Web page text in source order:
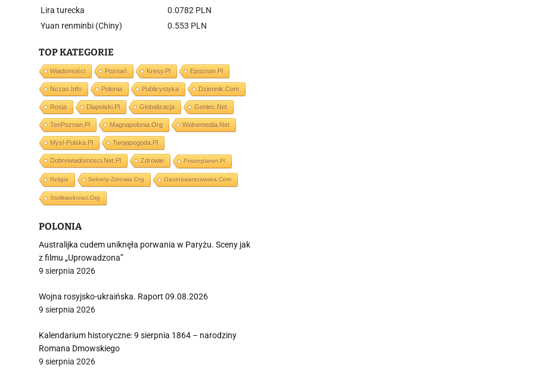
Lira turecka
0.0782 PLN
Yuan renminbi (Chiny)
0.553 PLN
TOP KATEGORIE
Wiadomości Poznań Kresy.pl Epoznan.pl
Nczas.info Polonia Publicystyka Dziennik.com
Rosja Dlapolski.pl Globalizacja Goniec.net
TenPoznan.pl Magnapolonia.org Wolnemedia.net
Mysl-Polska.pl Twojapogoda.pl
Dobrewiadomosci.net.pl Zdrowie Prisonplanet.pl
Religia Sekrety-Zdrowia.org Gazetawarszawska.com
Stolikwolnosci.org
POLONIA
Australijka cudem uniknęła porwania w Paryżu. Sceny jak
z filmu „Uprowadzona”
9 sierpnia 2026
Wojna rosyjsko-ukraińska. Raport 09.08.2026
9 sierpnia 2026
Kalendarium historyczne: 9 sierpnia 1864 – narodziny
Romana Dmowskiego
9 sierpnia 2026